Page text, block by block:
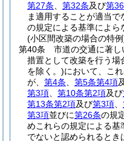
第27条
第32条及び第
ま適用することが適当
の規定による基準によら
(小区間改築の場合の特
第40条
市道の交通に著
措置として改築を行う場
を除く。)において、こ
が、 第4条 第5条第4項
第3項
第10条第2項及び
第13条第2項及び第3項
第3項並びに第26条の規
めこれらの規定による基
でないと認められるとき